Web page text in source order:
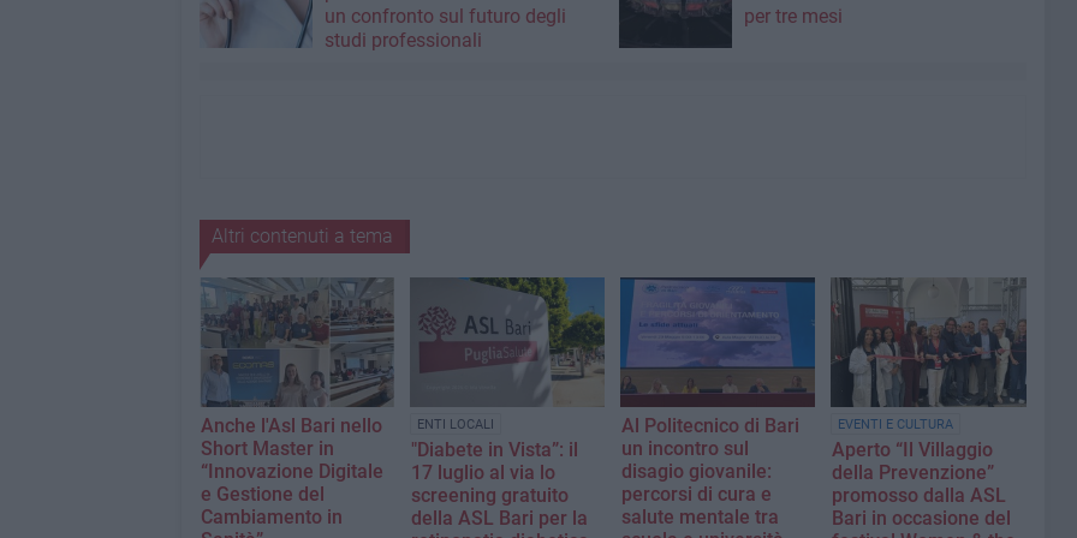
un confronto sul futuro degli
studi professionali
per tre mesi
Altri contenuti a tema
Anche l'Asl Bari nello
Short Master in
“Innovazione Digitale
e Gestione del
Cambiamento in
ENTI LOCALI
"Diabete in Vista”: il
17 luglio al via lo
screening gratuito
della ASL Bari per la
Al Politecnico di Bari
un incontro sul
disagio giovanile:
percorsi di cura e
salute mentale tra
EVENTI E CULTURA
Aperto “Il Villaggio
della Prevenzione”
promosso dalla ASL
Bari in occasione del